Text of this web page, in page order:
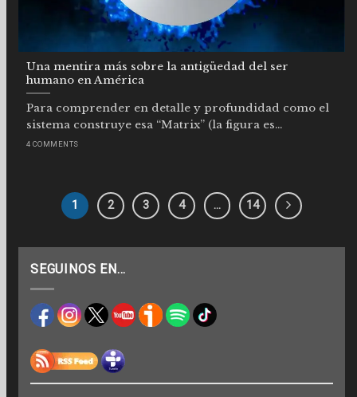
Una mentira más sobre la antigüedad del ser
humano en América
Para comprender en detalle y profundidad como el
sistema construye esa “Matrix” (la figura es...
4 COMMENTS
1 2 3 4 … 14
SEGUINOS EN…